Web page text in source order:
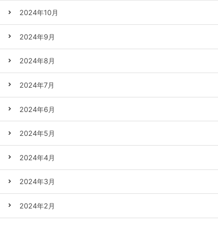
2024年10月
2024年9月
2024年8月
2024年7月
2024年6月
2024年5月
2024年4月
2024年3月
2024年2月